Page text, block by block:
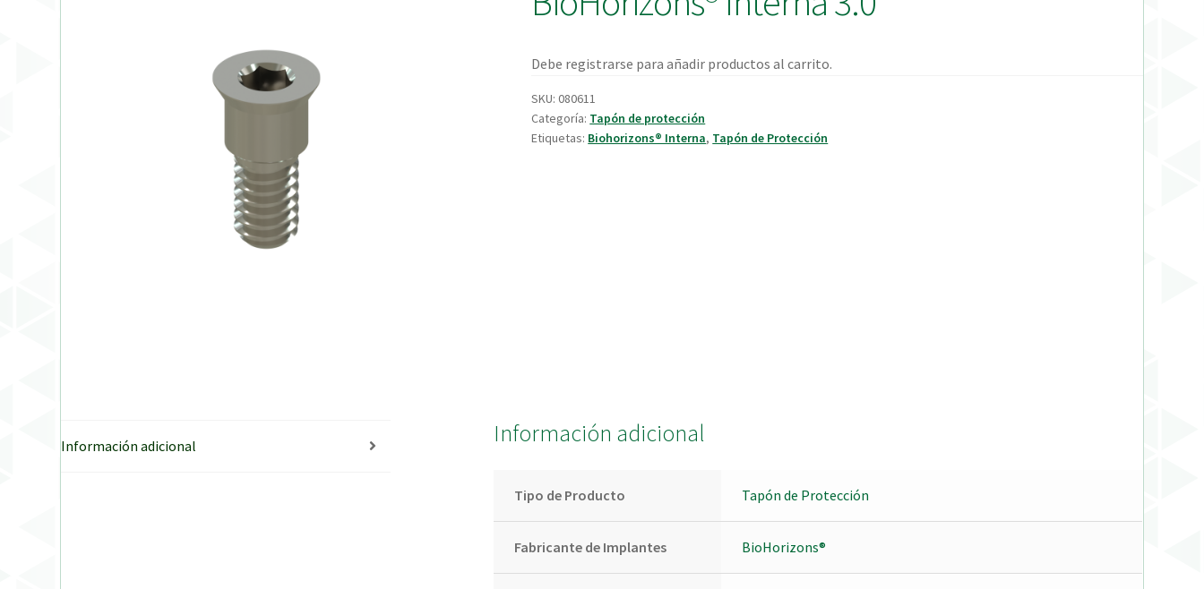
Debe registrarse para añadir productos al carrito.
SKU:080611
Categoría: Tapón de protección
Etiquetas: Biohorizons® Interna, Tapón de Protección
Información adicional Información adicional
Tipo de Producto Tapón de Protección
Fabricante de Implantes BioHorizons®